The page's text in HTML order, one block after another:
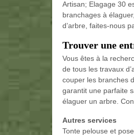
Artisan; Elagage 30
branchages à
d’arbre, faites-nous
Trouver une
Vous êtes à la
de tous les travaux
couper les branches
garantit une parfaite
élaguer un arbre.
Autres services
Tonte pelouse et